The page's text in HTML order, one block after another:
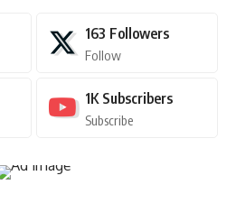
163 Followers
Follow
1K Subscribers
Subscribe